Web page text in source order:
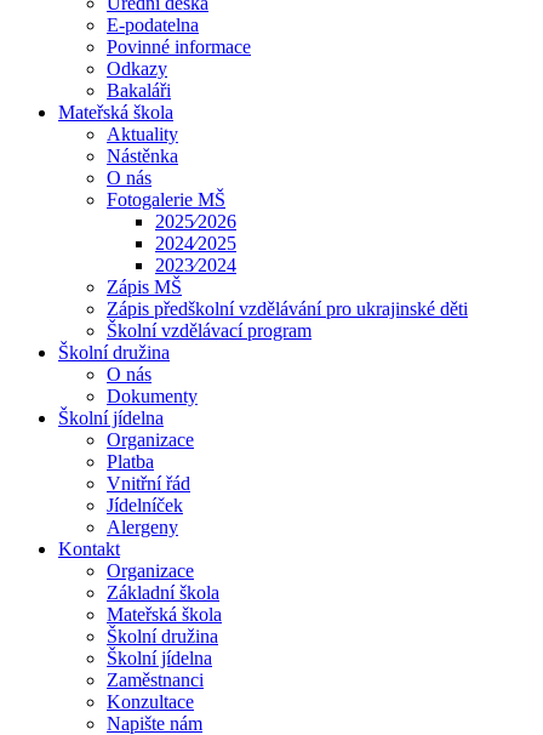
E-podatelna
Povinné informace
Odkazy
Bakaláři
Mateřská škola
Aktuality
Nástěnka
O nás
Fotogalerie MŠ
2025⁄2026
2024⁄2025
2023⁄2024
Zápis MŠ
Zápis předškolní vzdělávání pro ukrajinské děti
Školní vzdělávací program
Školní družina
O nás
Dokumenty
Školní jídelna
Organizace
Platba
Vnitřní řád
Jídelníček
Alergeny
Kontakt
Organizace
Základní škola
Mateřská škola
Školní družina
Školní jídelna
Zaměstnanci
Konzultace
Napište nám